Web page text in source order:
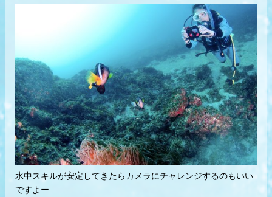
水中スキルが安定してきたらカメラにチャレンジするのもいい
ですよー